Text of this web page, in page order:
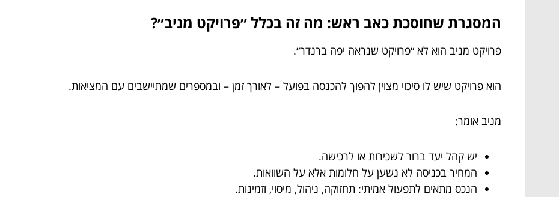
המסגרת שחוסכת כאב ראש: מה זה בכלל ״פרויקט מניב״?
פרויקט מניב הוא לא ״פרויקט שנראה יפה ברנדר״.
הוא פרויקט שיש לו סיכוי מצוין להפוך להכנסה בפועל – לאורך זמן – ובמספרים שמתיישבים עם המציאות.
מניב אומר:
יש קהל יעד ברור לשכירות או לרכישה.
המחיר בכניסה לא נשען על חלומות אלא על השוואות.
הנכס מתאים לתפעול אמיתי: תחזוקה, ניהול, מיסוי, וזמינות.